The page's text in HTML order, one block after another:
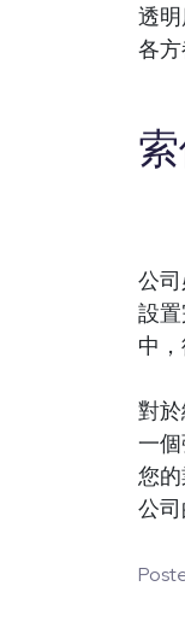
透
各方
公
設
中
對
一
您
公